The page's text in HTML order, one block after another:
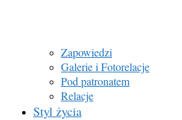
Zapowiedzi
Galerie i Fotorelacje
Pod patronatem
Relacje
Styl życia